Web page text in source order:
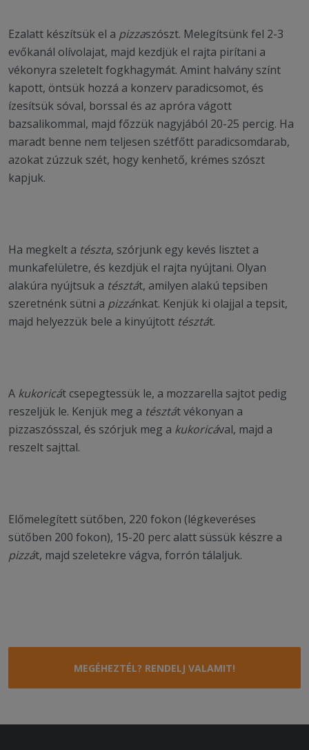
Ezalatt készítsük el a pizzaszószt. Melegítsünk fel 2-3
evőkanál olívolajat, majd kezdjük el rajta pirítani a
vékonyra szeletelt fogkhagymát. Amint halvány színt
kapott, öntsük hozzá a konzerv paradicsomot, és
ízesítsük sóval, borssal és az apróra vágott
bazsalikommal, majd főzzük nagyjából 20-25 percig. Ha
maradt benne nem teljesen szétfőtt paradicsomdarab,
azokat zúzzuk szét, hogy kenhető, krémes szószt
kapjuk.
Ha megkelt a tészta, szórjunk egy kevés lisztet a
munkafelületre, és kezdjük el rajta nyújtani. Olyan
alakúra nyújtsuk a tésztát, amilyen alakú tepsiben
szeretnénk sütni a pizzánkat. Kenjük ki olajjal a tepsit,
majd helyezzük bele a kinyújtott tésztát.
A kukoricát csepegtessük le, a mozzarella sajtot pedig
reszeljük le. Kenjük meg a tésztát vékonyan a
pizzaszósszal, és szórjuk meg a kukoricával, majd a
reszelt sajttal.
Előmelegített sütőben, 220 fokon (légkeveréses
sütőben 200 fokon), 15-20 perc alatt süssük készre a
pizzát, majd szeletekre vágva, forrón tálaljuk.
MEGÉHEZTÉL? RENDELJ VALAMIT!